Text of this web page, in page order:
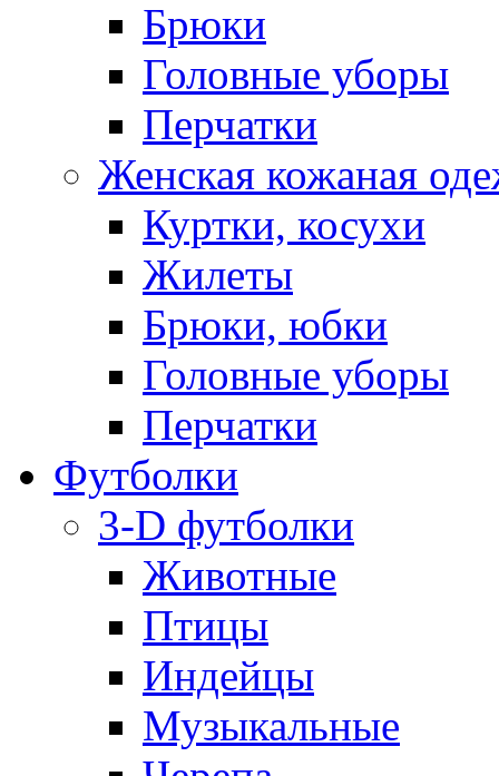
Брюки
Головные уборы
Перчатки
Женская кожаная
Куртки, косухи
Жилеты
Брюки, юбки
Головные уборы
Перчатки
Футболки
3-D футболки
Животные
Птицы
Индейцы
Музыкальные